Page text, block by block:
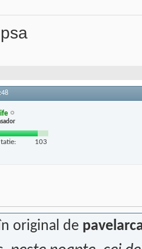
103
original de